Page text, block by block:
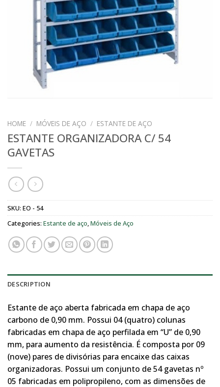
HOME / MÓVEIS DE AÇO / ESTANTE DE AÇO
ESTANTE ORGANIZADORA C/ 54
GAVETAS
SKU: EO - 54
Categories: Estante de aço Móveis de Aço
DESCRIPTION
Estante de aço aberta fabricada em chapa de aço
carbono de 0,90 mm. Possui 04 (quatro) colunas
fabricadas em chapa de aço perfilada em “U” de 0,90
mm, para aumento da resistência. É composta por 09
(nove) pares de divisórias para encaixe das caixas
organizadoras. Possui um conjunto de 54 gavetas nº
05 fabricadas em polipropileno, com as dimensões de